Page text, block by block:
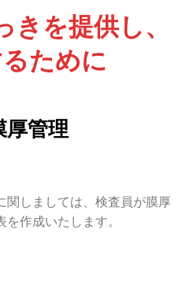
きを提供し、
ために
厚管理
関しましては、検査員が膜厚
作成いたします。